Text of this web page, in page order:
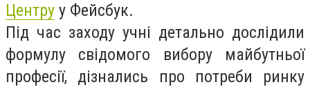
Центру у Фейсбук.
Під час заходу учні детально дослідили
формулу свідомого вибору майбутньої
професії, дізнались про потреби ринку